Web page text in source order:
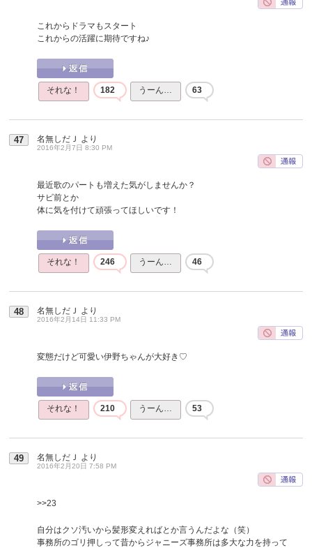
これからドラマもスタート
これからの活躍に期待ですね♪
それな！ 182 うーん… 63
47 名無しだＪ より
2016年2月7日 8:30 PM
最近歌のパートも増えた気がしませんか？
サビ前とか
体に気を付けて頑張ってほしいです！
それな！ 246 うーん… 46
48 名無しだＪ より
2016年2月14日 11:33 PM
変態だけど可愛い伊野ちゃんが大好き♡
それな！ 210 うーん… 53
49 名無しだＪ より
2016年2月20日 7:58 PM
>>23
自分はクソ汚いから髪形変えればとか言うんだよな（笑）
事務所のゴリ押しって昔からジャニーズ事務所は多大な力を持って